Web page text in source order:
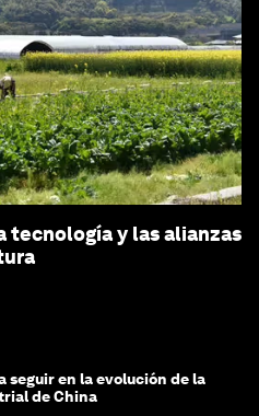
tecnología y las alianzas
seguir en la evolución de la
de China